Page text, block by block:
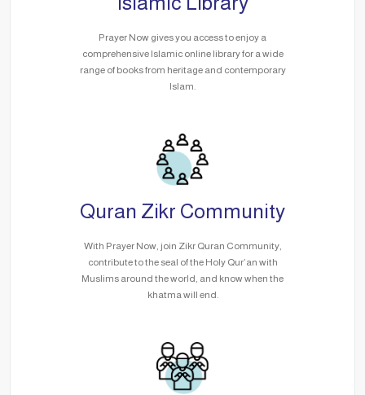
Prayer Now gives you access to enjoy a
comprehensive Islamic online library for a wide
range of books from heritage and contemporary
Islam.
Quran Zikr Community
With Prayer Now, join Zikr Quran Community,
contribute to the seal of the Holy Qur’an with
Muslims around the world, and know when the
khatma will end.